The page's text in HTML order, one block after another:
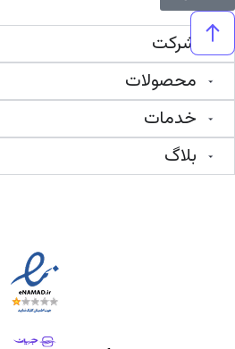
شرکت
محصولات
خدمات
بلاگ